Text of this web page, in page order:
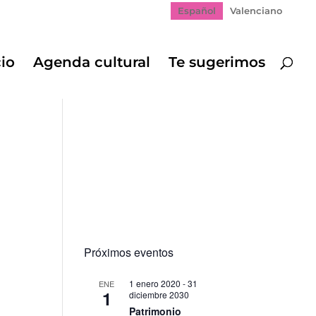
Español Valenciano
Agenda cultural Te sugerimos
Próximos eventos
ENE
1
1 enero 2020 -31
diciembre 2030
Patrimonio